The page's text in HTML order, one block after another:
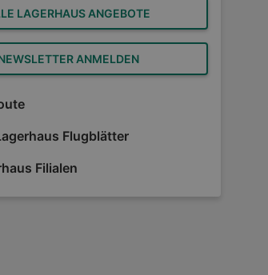
LAGERHAUS ANGEBOTE
ANMELDEN
Flugblätter
Filialen